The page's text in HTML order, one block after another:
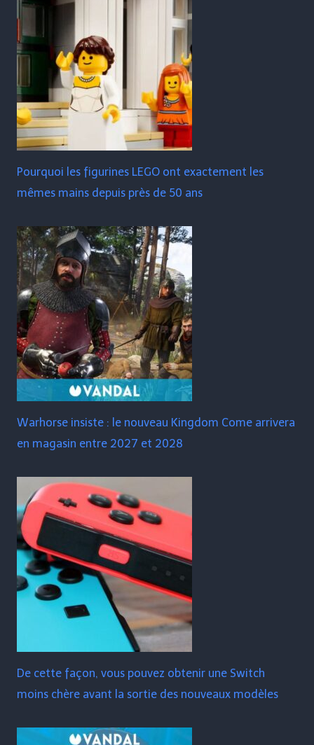
Pourquoi les figurines LEGO ont exactement les
mêmes mains depuis près de 50 ans
Warhorse insiste : le nouveau Kingdom Come arrivera
en magasin entre 2027 et 2028
De cette façon, vous pouvez obtenir une Switch
moins chère avant la sortie des nouveaux modèles